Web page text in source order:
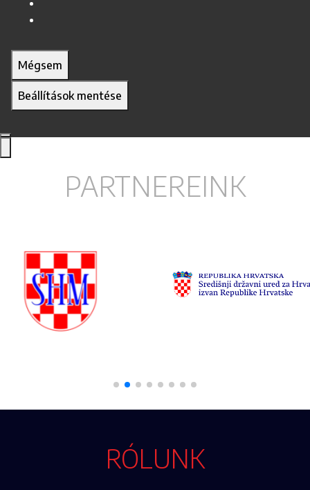
Mégsem
Beállítások mentése
PARTNEREINK
RÓLUNK